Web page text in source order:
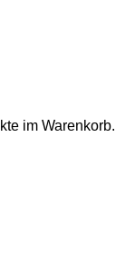
im Warenkorb.